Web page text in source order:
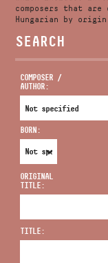
ADDRESS
composers that
Hungarian by
SEARCH
COMPOSER /
AUTHOR:
BORN:
ORIGINAL
TITLE:
TITLE: